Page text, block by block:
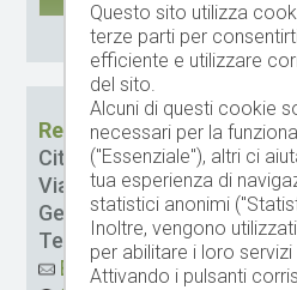
Residence ***
Città:Scena
Via:
Pichlerstr. 22
Gestione:Fam. Kuen-
Tel.
+39 0473 945690-
Email
Questo sito utilizza
terze parti per
efficiente e utilizzare
del sito.
Alcuni di questi cookie
necessari per la
("Essenziale"), altri ci
tua esperienza di
statistici anonimi
Inoltre, vengono
per abilitare i loro servizi
Attivando i pulsanti